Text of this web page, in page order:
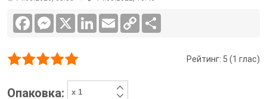
FacebookMessenger LinkedInEmail
Copy
Link
1/52/53/54/55/5 Рейтинг: 5 (1 глас)
Опаковка: